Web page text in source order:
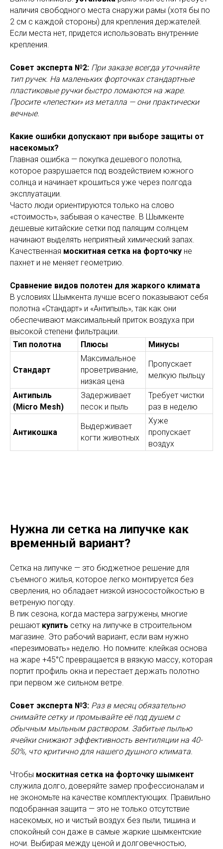
наличия свободного места снаружи рамы (хотя бы по
2 см с каждой стороны) для крепления держателей.
Если места нет, придется использовать внутренние
крепления.
Совет эксперта №2: При заказе всегда уточняйте
тип ручек. На маленьких форточках стандартные
пластиковые ручки быстро ломаются на жаре.
Просите «лепестки» из металла — они практически
вечные.
Какие ошибки допускают при выборе защиты от
насекомых?
Главная ошибка — покупка дешевого полотна,
которое разрушается под воздействием южного
солнца и начинает крошиться уже через полгода
эксплуатации.
Часто люди ориентируются только на слово
«стоимость», забывая о качестве. В Шымкенте
дешевые китайские сетки под палящим солнцем
начинают выделять неприятный химический запах.
Качественная москитная сетка на форточку не
пахнет и не меняет геометрию.
Сравнение видов полотен для жаркого климата
В условиях Шымкента лучше всего показывают себя
полотна «Стандарт» и «Антипыль», так как они
обеспечивают максимальный приток воздуха при
высокой степени фильтрации.
Тип полотна
Плюсы Минусы
Стандарт
Максимальное
проветривание,
низкая цена
Пропускает
мелкую пыльцу
Антипыль
(Micro Mesh)
Задерживает
песок и пыль
Требует чистки
раз в неделю
Антикошка
Выдерживает
когти животных
Хуже
пропускает
воздух
Нужна ли сетка на липучке как
временный вариант?
Сетка на липучке — это бюджетное решение для
съемного жилья, которое легко монтируется без
сверления, но обладает низкой износостойкостью в
ветреную погоду.
В пик сезона, когда мастера загружены, многие
решают купить сетку на липучке в строительном
магазине. Это рабочий вариант, если вам нужно
«перезимовать» неделю. Но помните: клейкая основа
на жаре +45°C превращается в вязкую массу, которая
портит профиль окна и перестает держать полотно
при первом же сильном ветре.
Совет эксперта №3: Раз в месяц обязательно
снимайте сетку и промывайте её под душем с
обычным мыльным раствором. Забитые пылью
ячейки снижают эффективность вентиляции на 40-
50%, что критично для нашего душного климата.
Чтобы москитная сетка на форточку шымкент
служила долго, доверяйте замер профессионалам и
не экономьте на качестве комплектующих. Правильно
подобранная защита — это не только отсутствие
насекомых, но и чистый воздух без пыли, тишина и
спокойный сон даже в самые жаркие шымкентские
ночи. Выбирая между ценой и долговечностью,